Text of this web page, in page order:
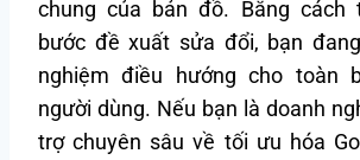
chung của bản đồ. Bằng cách
bước đề xuất sửa đổi, bạn
nghiệm điều hướng cho toàn
người dùng. Nếu bạn là doanh
trợ chuyên sâu về tối ưu hóa